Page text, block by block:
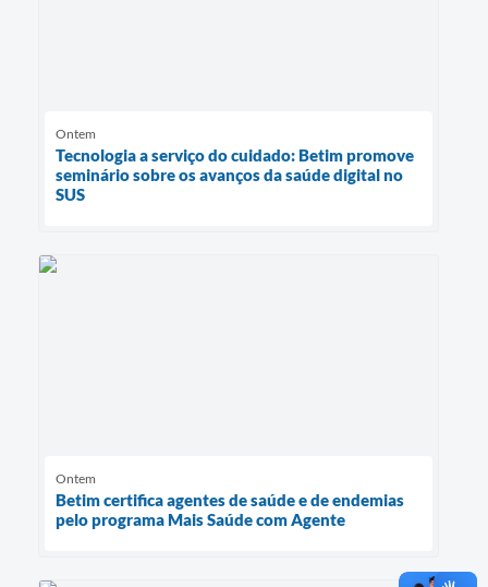
Ontem
Tecnologia a serviço do cuidado: Betim promove
seminário sobre os avanços da saúde digital no
SUS
Ontem
Betim certifica agentes de saúde e de endemias
pelo programa Mais Saúde com Agente